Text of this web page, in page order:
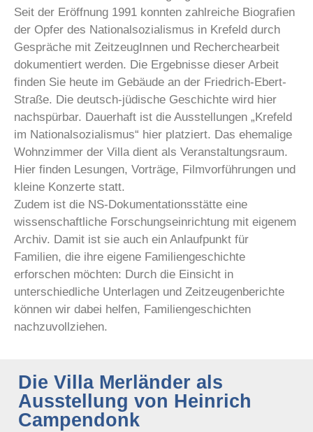
Seit der Eröffnung 1991 konnten zahlreiche Biografien
der Opfer des Nationalsozialismus in Krefeld durch
Gespräche mit ZeitzeugInnen und Recherchearbeit
dokumentiert werden. Die Ergebnisse dieser Arbeit
finden Sie heute im Gebäude an der Friedrich-Ebert-
Straße. Die deutsch-jüdische Geschichte wird hier
nachspürbar. Dauerhaft ist die Ausstellungen „Krefeld
im Nationalsozialismus“ hier platziert. Das ehemalige
Wohnzimmer der Villa dient als Veranstaltungsraum.
Hier finden Lesungen, Vorträge, Filmvorführungen und
kleine Konzerte statt.
Zudem ist die NS-Dokumentationsstätte eine
wissenschaftliche Forschungseinrichtung mit eigenem
Archiv. Damit ist sie auch ein Anlaufpunkt für
Familien, die ihre eigene Familiengeschichte
erforschen möchten: Durch die Einsicht in
unterschiedliche Unterlagen und Zeitzeugenberichte
können wir dabei helfen, Familiengeschichten
nachzuvollziehen.
Die Villa Merländer als
Ausstellung von Heinrich
Campendonk